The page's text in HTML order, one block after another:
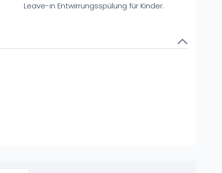
Leave-in Entwirrungsspülung für Kinder.